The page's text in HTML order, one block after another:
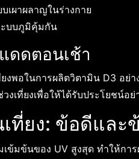
เผาผลาญในร่างกาย
ะบบภูมิคุ้มกัน
ดดตอนเช้า
งพอในการผลิตวิตามิน D3 อย่า
งเที่ยงเพื่อให้ได้รับประโยชน์อย่
ที่ยง: ข้อดีและ
เข้มข้นของ UV สูงสุด ทำให้ก